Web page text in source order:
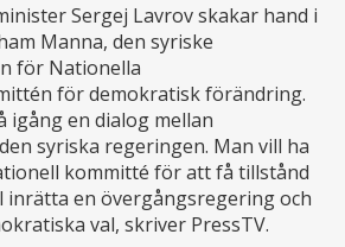
Sergej Lavrov skakar hand i
Manna, den syriske
för Nationella
för demokratisk förändring.
igång en dialog mellan
syriska regeringen. Man vill ha
kommitté för att få tillstånd
inrätta en övergångsregering och
val, skriver PressTV.